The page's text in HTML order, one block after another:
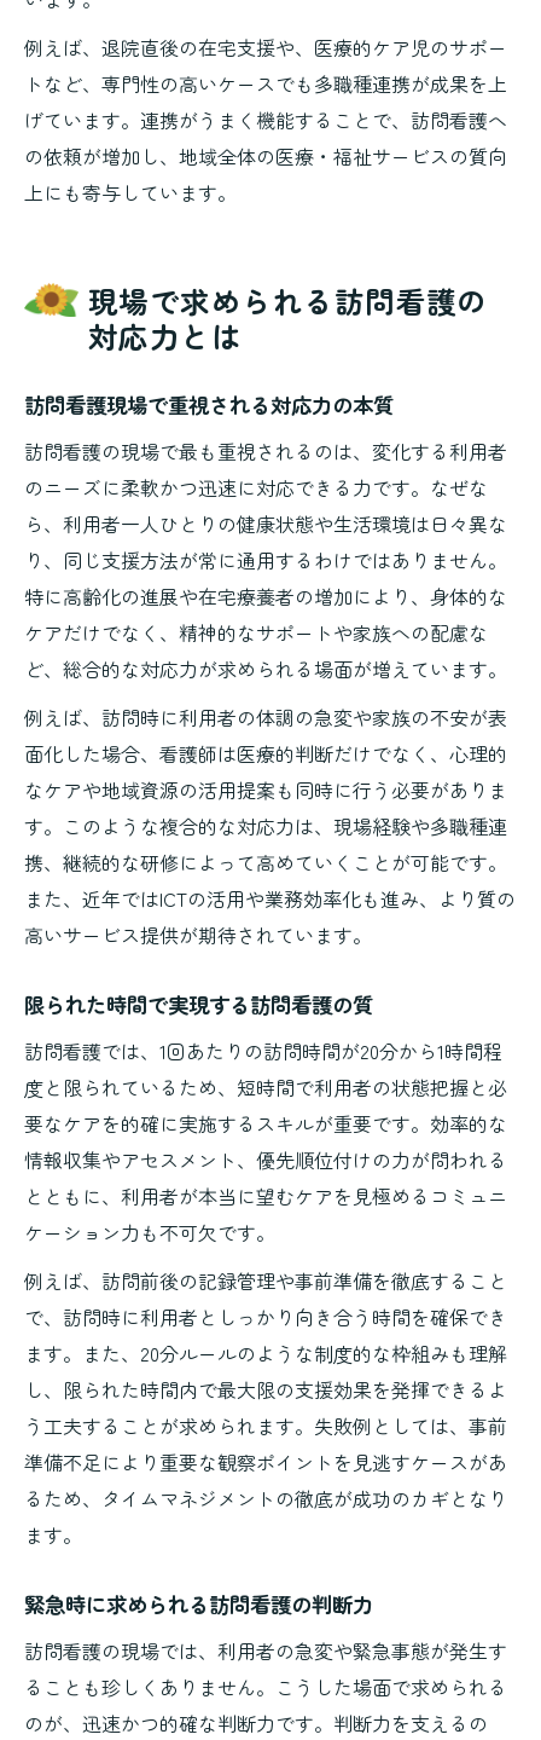
例えば、退院直後の在宅支援や、医療的ケア児のサポー
トなど、専門性の高いケースでも多職種連携が成果を上
げています。連携がうまく機能することで、訪問看護へ
の依頼が増加し、地域全体の医療・福祉サービスの質向
上にも寄与しています。
現場で求められる訪問看護の
対応力とは
訪問看護現場で重視される対応力の本質
訪問看護の現場で最も重視されるのは、変化する利用者
のニーズに柔軟かつ迅速に対応できる力です。なぜな
ら、利用者一人ひとりの健康状態や生活環境は日々異な
り、同じ支援方法が常に通用するわけではありません。
特に高齢化の進展や在宅療養者の増加により、身体的な
ケアだけでなく、精神的なサポートや家族への配慮な
ど、総合的な対応力が求められる場面が増えています。
例えば、訪問時に利用者の体調の急変や家族の不安が表
面化した場合、看護師は医療的判断だけでなく、心理的
なケアや地域資源の活用提案も同時に行う必要がありま
す。このような複合的な対応力は、現場経験や多職種連
携、継続的な研修によって高めていくことが可能です。
また、近年ではICTの活用や業務効率化も進み、より質の
高いサービス提供が期待されています。
限られた時間で実現する訪問看護の質
訪問看護では、1回あたりの訪問時間が20分から1時間程
度と限られているため、短時間で利用者の状態把握と必
要なケアを的確に実施するスキルが重要です。効率的な
情報収集やアセスメント、優先順位付けの力が問われる
とともに、利用者が本当に望むケアを見極めるコミュニ
ケーション力も不可欠です。
例えば、訪問前後の記録管理や事前準備を徹底すること
で、訪問時に利用者としっかり向き合う時間を確保でき
ます。また、20分ルールのような制度的な枠組みも理解
し、限られた時間内で最大限の支援効果を発揮できるよ
う工夫することが求められます。失敗例としては、事前
準備不足により重要な観察ポイントを見逃すケースがあ
るため、タイムマネジメントの徹底が成功のカギとなり
ます。
緊急時に求められる訪問看護の判断力
訪問看護の現場では、利用者の急変や緊急事態が発生す
ることも珍しくありません。こうした場面で求められる
のが、迅速かつ的確な判断力です。判断力を支えるの